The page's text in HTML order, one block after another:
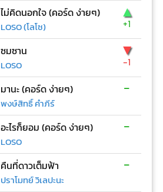
ไม่คิดนอกใจ (คอร์ด ง่ายๆ)
LOSO (โลโซ)
▲
+1
ซมซาน
LOSO
▼
-1
มานะ (คอร์ด ง่ายๆ)
พงษ์สิทธิ์ คำภีร์
-
อะไรก็ยอม (คอร์ด ง่ายๆ)
LOSO
-
คืนที่ดาวเต็มฟ้า
ปราโมทย์ วิเลปะนะ
-